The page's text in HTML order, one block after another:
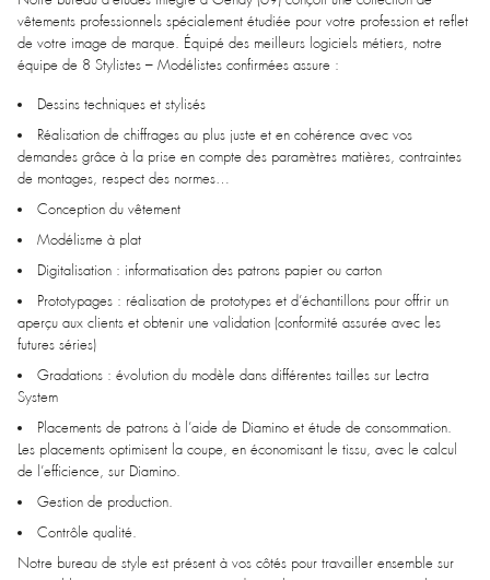
vêtements professionnels spécialement étudiée pour votre profession et reflet
de votre image de marque. Équipé des meilleurs logiciels métiers, notre
équipe de 8 Stylistes – Modélistes confirmées assure :
Dessins techniques et stylisés
Réalisation de chiffrages au plus juste et en cohérence avec vos
demandes grâce à la prise en compte des paramètres matières, contraintes
de montages, respect des normes…
Conception du vêtement
Modélisme à plat
Digitalisation : informatisation des patrons papier ou carton
Prototypages : réalisation de prototypes et d’échantillons pour offrir un
aperçu aux clients et obtenir une validation (conformité assurée avec les
futures séries)
Gradations : évolution du modèle dans différentes tailles sur Lectra
System
Placements de patrons à l’aide de Diamino et étude de consommation.
Les placements optimisent la coupe, en économisant le tissu, avec le calcul
de l’efficience, sur Diamino.
Gestion de production.
Contrôle qualité.
Notre bureau de style est présent à vos côtés pour travailler ensemble sur